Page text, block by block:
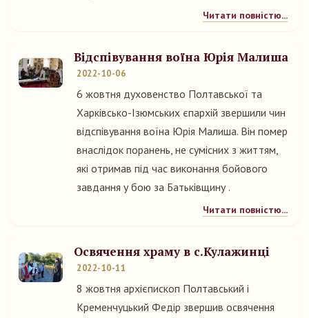
Читати повністю...
Відспівування воїна Юрія Малиша
2022-10-06
6 жовтня духовенство Полтавської та
Харківсько-Ізюмських єпархій звершили чин
відспівування воїна Юрія Малиша. Він помер
внаслідок поранень, не сумісних з життям,
які отримав під час виконання бойового
завдання у бою за Батьківщину .
Читати повністю...
Освячення храму в с.Кулажинці
2022-10-11
8 жовтня архієпископ Полтавський і
Кременчуцький Федір звершив освячення